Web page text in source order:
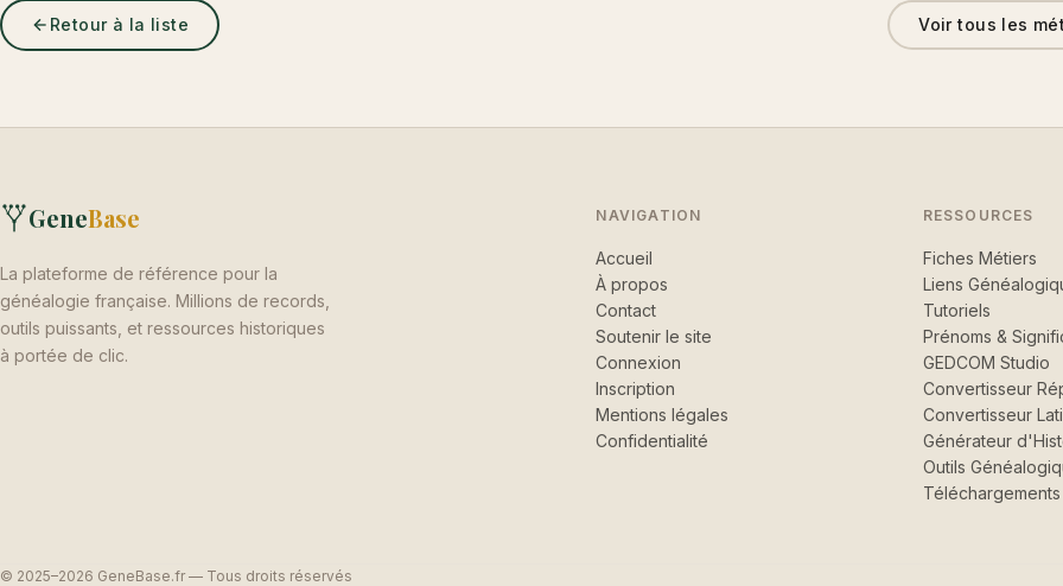
Retour à la liste Voir tous les
GeneBase
La plateforme de référence pour la
généalogie française. Millions de records,
outils puissants, et ressources historiques
à portée de clic.
NAVIGATION
Accueil
À propos
Contact
Soutenir le site
Connexion
Inscription
Mentions légales
Confidentialité
RESSOURCES
Fiches Métiers
Liens
Tutoriels
Prénoms &
GEDCOM Studio
Convertisseur
Convertisseur
Générateur
Outils
Téléchargements
© 2025–2026 GeneBase.fr — Tous droits réservés